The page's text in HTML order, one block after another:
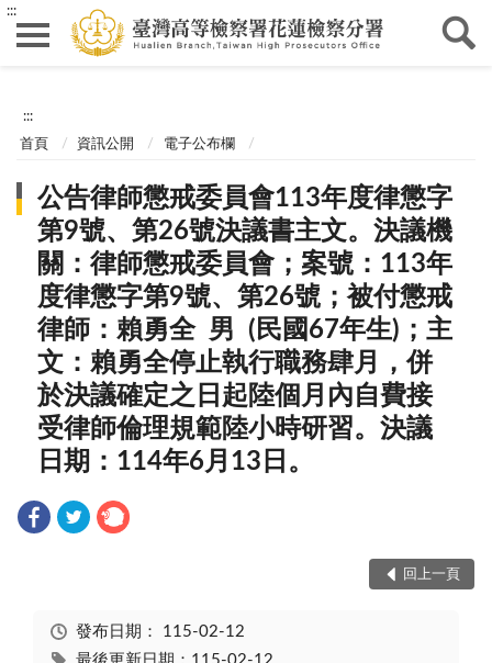
:::
:::
首頁 資訊公開 電子公布欄
公告律師懲戒委員會113年度律懲字
第9號、第26號決議書主文。決議機
關：律師懲戒委員會；案號：113年
度律懲字第9號、第26號；被付懲戒
律師：賴勇全 男 (民國67年生)；主
文：賴勇全停止執行職務肆月，併
於決議確定之日起陸個月內自費接
受律師倫理規範陸小時研習。決議
日期：114年6月13日。
回上一頁
發布日期： 115-02-12